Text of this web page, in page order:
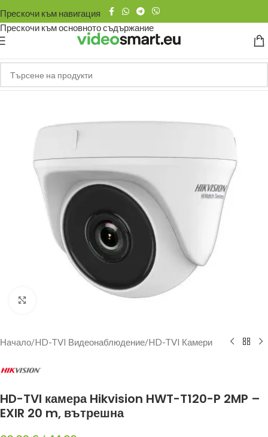
Прескочи към навигация
Прескочи към основното съдържание
Щракнете за уголемяване
Начало/HD-TVI Видеонаблюдение/HD-TVI Камери
HD-TVI камера Hikvision HWT-T120-P 2MP –
EXIR 20 m, вътрешна